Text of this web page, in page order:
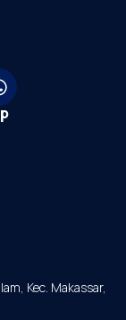
Kec. Makassar,